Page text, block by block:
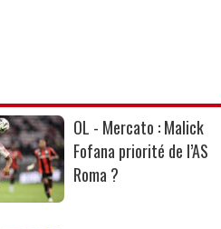
OL - Mercato : Malick
Fofana priorité de l’AS
Roma ?